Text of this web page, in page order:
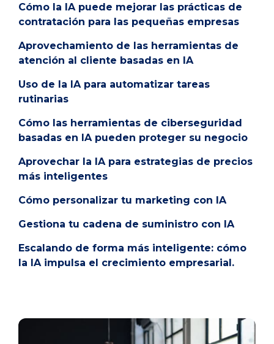
Cómo la IA puede mejorar las prácticas de
contratación para las pequeñas empresas
Aprovechamiento de las herramientas de
atención al cliente basadas en IA
Uso de la IA para automatizar tareas
rutinarias
Cómo las herramientas de ciberseguridad
basadas en IA pueden proteger su negocio
Aprovechar la IA para estrategias de precios
más inteligentes
Cómo personalizar tu marketing con IA
Gestiona tu cadena de suministro con IA
Escalando de forma más inteligente: cómo
la IA impulsa el crecimiento empresarial.